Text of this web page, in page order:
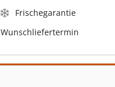
Frischegarantie
Wunschliefertermin